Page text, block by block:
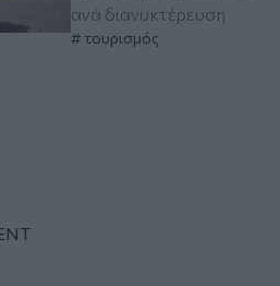
ανά διανυκτέρευση
τουρισμός